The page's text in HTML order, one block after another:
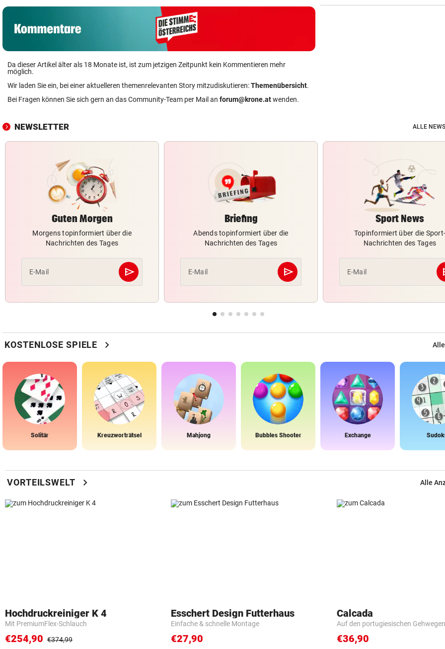
Da dieser Artikel älter als 18 Monate ist, ist zum jetzigen Zeitpunkt kein Kommentieren mehr
möglich.
Wir laden Sie ein, bei einer aktuelleren themenrelevanten Story mitzudiskutieren:Themenübersicht.
Bei Fragen können Sie sich gern an das Community-Team per Mail an forum@krone.atwenden.
NEWSLETTER ALLE
Guten Morgen
Morgens topinformiert über die
Nachrichten des Tages
E-Mail send
Abschicken
Briefing
Abends topinformiert über die
Nachrichten des Tages
E-Mail send
Abschicken
Sport News
Topinformiert über die Sport-
Nachrichten des Tages
E-Mail
KOSTENLOSE SPIELE chevron_right
Solitär Kreuzworträtsel Mahjong Bubbles Shooter Exchange
VORTEILSWELT chevron_right Alle
Hochdruckreiniger K 4
Mit PremiumFlex-Schlauch
€254,90 €374,99
Esschert Design Futterhaus
Einfache & schnelle Montage
€27,90
Calcada
Auf den portugiesischen Gehwegen
€36,90